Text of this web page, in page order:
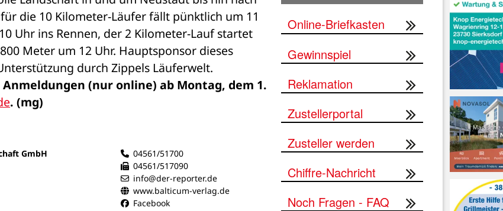
die 10 Kilometer-Läufer fällt pünktlich um 11
Uhr ins Rennen, der 2 Kilometer-Lauf startet
Meter um 12 Uhr. Hauptsponsor dieses
durch Zippels Läuferwelt.
(nur online) ab Montag, dem 1.
. (mg)
GmbH
04561/51700
04561/517090
info@der-reporter.de
www.balticum-verlag.de
Facebook
Online-Briefkasten
Gewinnspiel
Reklamation
Zustellerportal
Zusteller werden
Chiffre-Nachricht
Noch Fragen - FAQ